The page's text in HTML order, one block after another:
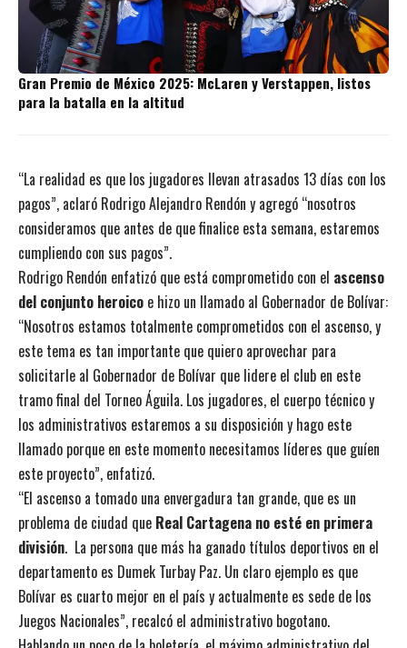
Gran Premio de México 2025: McLaren y Verstappen, listos
para la batalla en la altitud
“La realidad es que los jugadores llevan atrasados 13 días con los
pagos”, aclaró Rodrigo Alejandro Rendón y agregó “nosotros
consideramos que antes de que finalice esta semana, estaremos
cumpliendo con sus pagos”.
Rodrigo Rendón enfatizó que está comprometido con el ascenso
del conjunto heroico e hizo un llamado al Gobernador de Bolívar:
“Nosotros estamos totalmente comprometidos con el ascenso, y
este tema es tan importante que quiero aprovechar para
solicitarle al Gobernador de Bolívar que lidere el club en este
tramo final del Torneo Águila. Los jugadores, el cuerpo técnico y
los administrativos estaremos a su disposición y hago este
llamado porque en este momento necesitamos líderes que guíen
este proyecto”, enfatizó.
“El ascenso a tomado una envergadura tan grande, que es un
problema de ciudad que Real Cartagena no esté en primera
división. La persona que más ha ganado títulos deportivos en el
departamento es Dumek Turbay Paz. Un claro ejemplo es que
Bolívar es cuarto mejor en el país y actualmente es sede de los
Juegos Nacionales”, recalcó el administrativo bogotano.